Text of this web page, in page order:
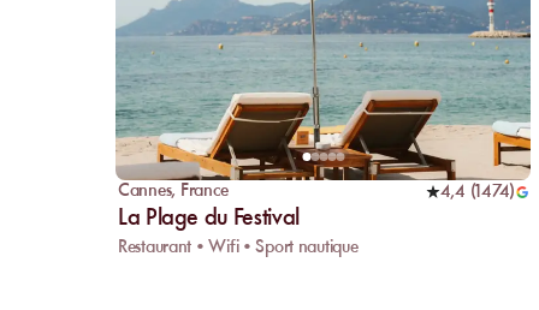
Cannes, France 4,4 (1474)
La Plage du Festival
Restaurant • Wifi • Sport nautique